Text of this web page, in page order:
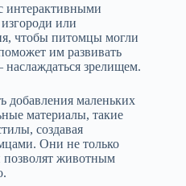
интерактивными
или
чтобы питомцы могли
им развивать
зрелищем.
добавления маленьких
материалы, такие
создавая
Они не только
позволят животным